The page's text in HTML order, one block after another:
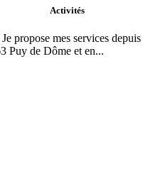
Activités
propose mes services depuis
Puy de Dôme et en...